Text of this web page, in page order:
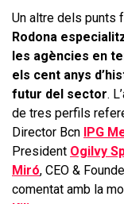
Un altre dels punts
Rodona
les agències en
els cent anys
futur del sector.
de tres perfils
Director Bcn IPG
President Ogilvy
Miró, CEO &
comentat amb la